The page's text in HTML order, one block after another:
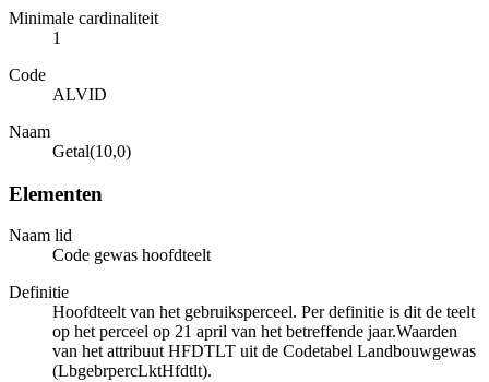
Minimale cardinaliteit
1
Code
ALVID
Naam
Getal(10,0)
Elementen
Naam lid
Code gewas hoofdteelt
Definitie
Hoofdteelt van het gebruiksperceel. Per definitie is dit de teelt
op het perceel op 21 april van het betreffende jaar.Waarden
van het attribuut HFDTLT uit de Codetabel Landbouwgewas
(LbgebrpercLktHfdtlt).